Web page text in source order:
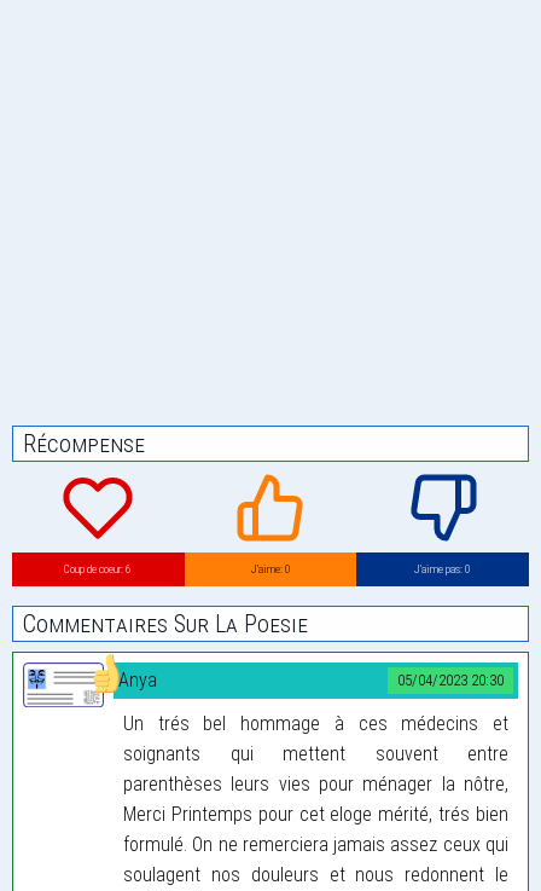
Récompense
Coup de coeur: 6 J’aime: 0 J’aime pas: 0
Commentaires Sur La Poesie
05/04/2023 20:30
Anya
Un trés bel hommage à ces médecins et
soignants qui mettent souvent entre
parenthèses leurs vies pour ménager la nôtre,
Merci Printemps pour cet eloge mérité, trés bien
formulé. On ne remerciera jamais assez ceux qui
soulagent nos douleurs et nous redonnent le